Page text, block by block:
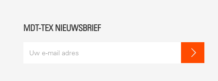
MDT-TEX NIEUWSBRIEF